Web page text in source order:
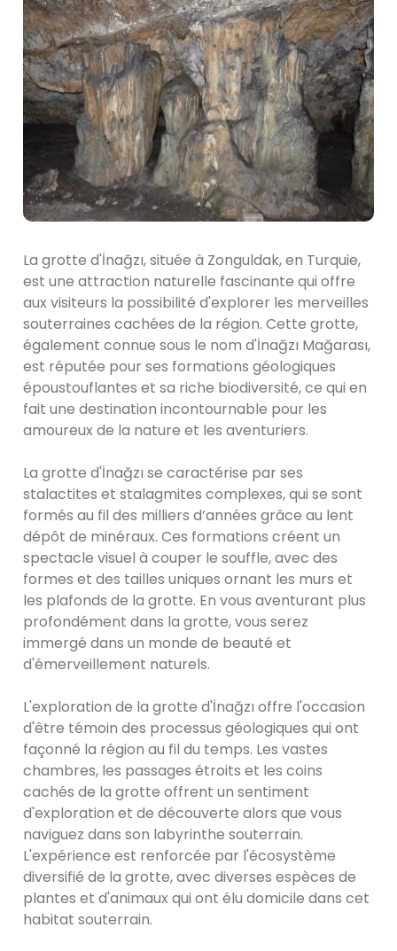
La grotte d'İnağzı, située à Zonguldak, en Turquie,
est une attraction naturelle fascinante qui offre
aux visiteurs la possibilité d'explorer les merveilles
souterraines cachées de la région. Cette grotte,
également connue sous le nom d'İnağzı Mağarası,
est réputée pour ses formations géologiques
époustouflantes et sa riche biodiversité, ce qui en
fait une destination incontournable pour les
amoureux de la nature et les aventuriers.
La grotte d'İnağzı se caractérise par ses
stalactites et stalagmites complexes, qui se sont
formés au fil des milliers d’années grâce au lent
dépôt de minéraux. Ces formations créent un
spectacle visuel à couper le souffle, avec des
formes et des tailles uniques ornant les murs et
les plafonds de la grotte. En vous aventurant plus
profondément dans la grotte, vous serez
immergé dans un monde de beauté et
d'émerveillement naturels.
L'exploration de la grotte d'İnağzı offre l'occasion
d'être témoin des processus géologiques qui ont
façonné la région au fil du temps. Les vastes
chambres, les passages étroits et les coins
cachés de la grotte offrent un sentiment
d'exploration et de découverte alors que vous
naviguez dans son labyrinthe souterrain.
L'expérience est renforcée par l'écosystème
diversifié de la grotte, avec diverses espèces de
plantes et d'animaux qui ont élu domicile dans cet
habitat souterrain.